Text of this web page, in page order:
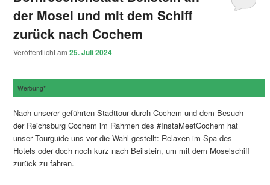
der Mosel und mit dem Schiff
zurück nach Cochem
Veröffentlicht am25. Juli 2024
Werbung*
Nach unserer geführten Stadttour durch Cochem und dem Besuch
der Reichsburg Cochem im Rahmen des #InstaMeetCochem hat
unser Tourguide uns vor die Wahl gestellt: Relaxen im Spa des
Hotels oder doch noch kurz nach Beilstein, um mit dem Moselschiff
zurück zu fahren.